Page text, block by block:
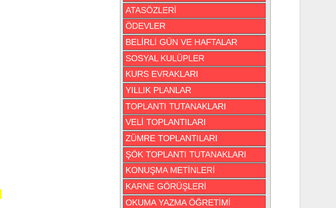
ATASÖZLERİ
ÖDEVLER
BELİRLİ GÜN VE HAFTALAR
SOSYAL KULÜPLER
KURS EVRAKLARI
YILLIK PLANLAR
TOPLANTI TUTANAKLARI
VELİ TOPLANTILARI
ZÜMRE TOPLANTILARI
ŞÖK TOPLANTI TUTANAKLARI
KONUŞMA METİNLERİ
KARNE GÖRÜŞLERİ
OKUMA YAZMA ÖĞRETİMİ